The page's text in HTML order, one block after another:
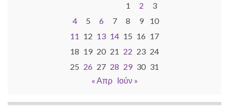
1
2
3
4
5 6 7 8 9
10
11 12 13 14 15 16 17
18 19 20 21 22 23 24
25 26 27 28 29 30 31
« Απρ Ιούν »